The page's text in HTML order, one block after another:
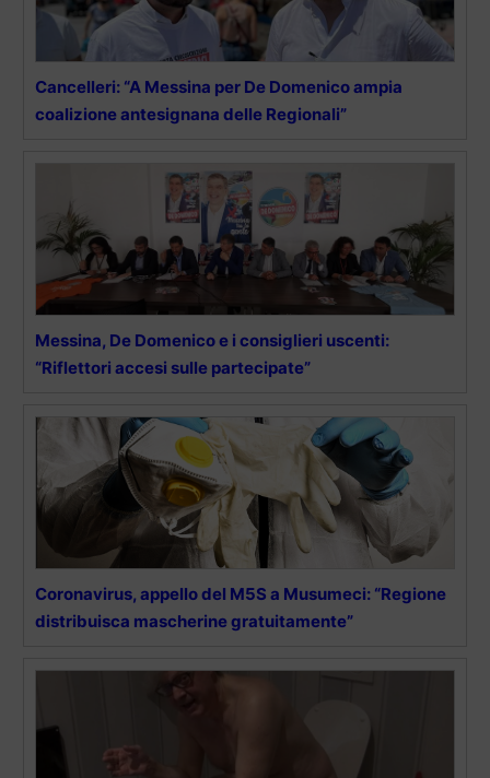
Cancelleri: “A Messina per De Domenico ampia
coalizione antesignana delle Regionali”
Messina, De Domenico e i consiglieri uscenti:
“Riflettori accesi sulle partecipate”
Coronavirus, appello del M5S a Musumeci: “Regione
distribuisca mascherine gratuitamente”